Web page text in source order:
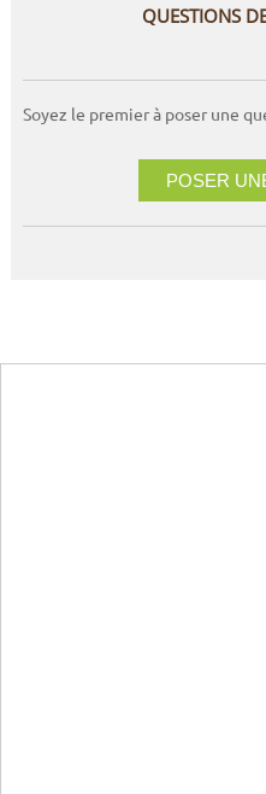
QUESTIONS
Soyez le premier à poser une
POSER